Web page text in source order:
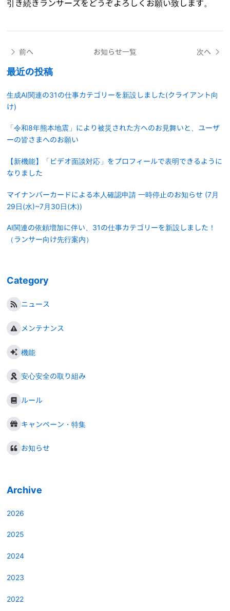
引き続きランサーズをどうぞよろしくお願い致します。
前へ お知らせ一覧 次へ
最近の投稿
生成AI関連の31の仕事カテゴリーを新設しました(クライアント向
け)
「令和8年熊本地震」により被災された方へのお見舞いと、ユーザ
ーの皆さまへのお願い
【新機能】「ビデオ面談対応」をプロフィールで表明できるように
なりました
マイナンバーカードによる本人確認申請 一時停止のお知らせ (7月
29日(水)~7月30日(木))
AI関連の依頼増加に伴い、31の仕事カテゴリーを新設しました！
（ランサー向け先行案内）
Category
ニュース
メンテナンス
機能
安心安全の取り組み
ルール
キャンペーン・特集
お知らせ
Archive
2026
2025
2024
2023
2022